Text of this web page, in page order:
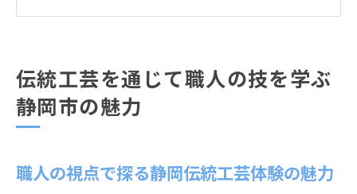
静岡市で職人を目指すなら体験から始めよう
職人への第一歩は静岡市のものづくり体験
静岡市の職人体験教室で学ぶ実践的な技術
伝統工芸を通じて職人の技を学ぶ
静岡市の魅力
職人の視点で探る静岡伝統工芸体験の魅力